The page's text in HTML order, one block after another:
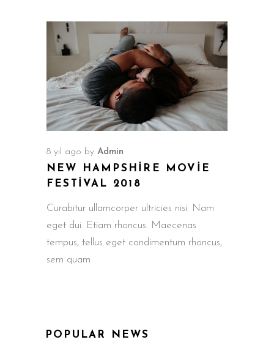
8 yıl ago by Admin
NEW HAMPSHIRE MOVIE
FESTIVAL 2018
Curabitur ullamcorper ultricies nisi. Nam
eget dui. Etiam rhoncus. Maecenas
tempus, tellus eget condimentum rhoncus,
sem quam
POPULAR NEWS